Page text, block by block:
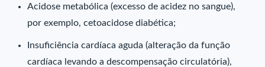
Acidose metabólica (excesso de acidez no sangue),
por exemplo, cetoacidose diabética;
Insuficiência cardíaca aguda (alteração da função
cardíaca levando a descompensação circulatória),